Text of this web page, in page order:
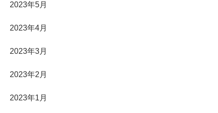
2023年5月
2023年4月
2023年3月
2023年2月
2023年1月